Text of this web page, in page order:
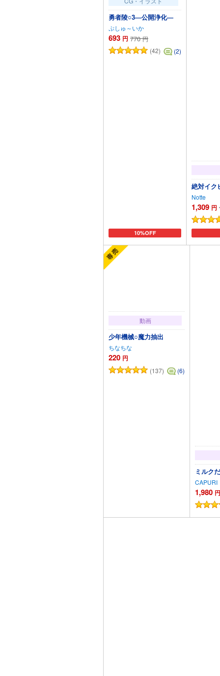
勇者陵○3―公開浄化―
ぷしゅ～いか
693 円 770 円
(42)
(2)
10%OFF
カートに追加
絶対イク
Notte
1,309 円
動画
少年機械○魔力抽出
ちなちな
220 円
(137) (6)
ミルク
CAPURI
1,980 円